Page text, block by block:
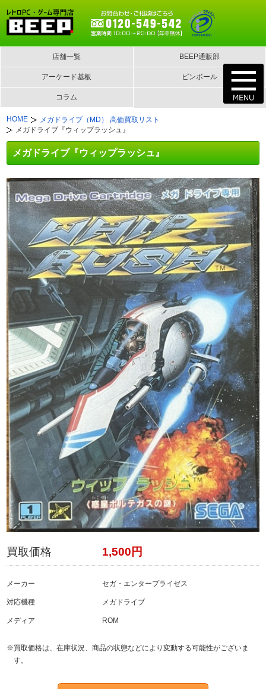
店舗一覧 BEEP通販部
アーケード基板 ピンボール
コラム
HOME
メガドライブ（MD） 高価買取リスト
メガドライブ『ウィップラッシュ』
メガドライブ『ウィップラッシュ』
買取価格 1,500円
メーカー セガ・エンタープライゼス
対応機種 メガドライブ
メディア ROM
※買取価格は、在庫状況、商品の状態などにより変動する可能性がございま
す。